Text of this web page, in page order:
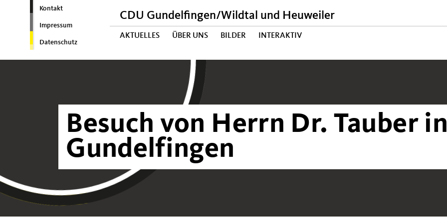
Kontakt
Impressum
Datenschutz
CDU Gundelfingen/Wildtal und Heuweiler
AKTUELLES ÜBER UNS BILDER INTERAKTIV
Besuch von Herrn Dr. Tauber
Gundelfingen